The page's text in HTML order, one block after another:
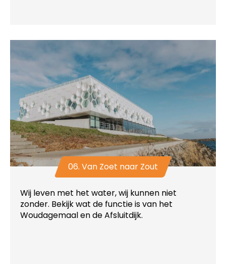
06. Van Zoet naar Zout
Wij leven met het water, wij kunnen niet
zonder. Bekijk wat de functie is van het
Woudagemaal en de Afsluitdijk.